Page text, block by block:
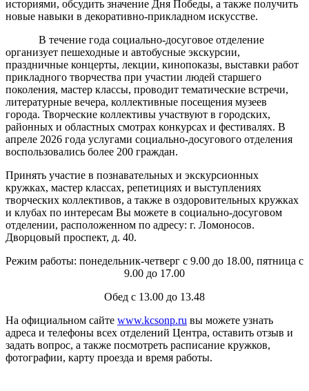
историями, обсудить значение Дня Победы, а также получить
новые навыки в декоративно-прикладном искусстве.
В течение года социально-досуговое отделение
организует пешеходные и автобусные экскурсии,
праздничные концерты, лекции, кинопоказы, выставки работ
прикладного творчества при участии людей старшего
поколения, мастер классы, проводит тематические встречи,
литературные вечера, коллективные посещения музеев
города. Творческие коллективы участвуют в городских,
районных и областных смотрах конкурсах и фестивалях. В
апреле 2026 года услугами социально-досугового отделения
воспользовались более 200 граждан.
Принять участие в познавательных и экскурсионных
кружках, мастер классах, репетициях и выступлениях
творческих коллективов, а также в оздоровительных кружках
и клубах по интересам Вы можете в социально-досуговом
отделении, расположенном по адресу: г. Ломоносов.
Дворцовый проспект, д. 40.
Режим работы: понедельник-четверг с 9.00 до 18.00, пятница с
9.00 до 17.00
Обед с 13.00 до 13.48
На официальном сайте www.kcsonp.ru вы можете узнать
адреса и телефоны всех отделений Центра, оставить отзыв и
задать вопрос, а также посмотреть расписание кружков,
фотографии, карту проезда и время работы.